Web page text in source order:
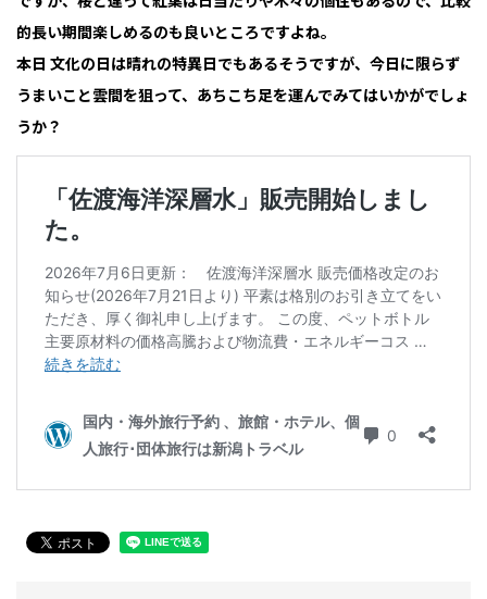
的長い期間楽しめるのも良いところですよね。
本日 文化の日は晴れの特異日でもあるそうですが、今日に限らず
うまいこと雲間を狙って、あちこち足を運んでみてはいかがでしょ
うか？